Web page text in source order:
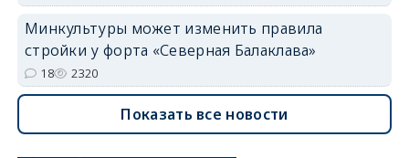
Минкультуры может изменить правила
стройки у форта «Северная Балаклава»
18 2320
Показать все новости